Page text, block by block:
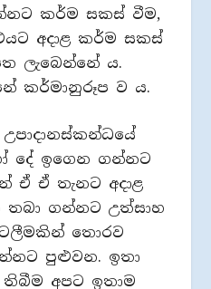
කර්ම සකස් වීම,
අදාළ කර්ම සකස්
ලැබෙන්නේ ය.
කර්මානුරූප ව ය.
දේ ඉගෙන ගන්නට
ඒ ඒ තැනට අදාළ
තබා ගන්නට උත්සාහ
තොරව
පුළුවන. ඉතා
අපට ඉතාම